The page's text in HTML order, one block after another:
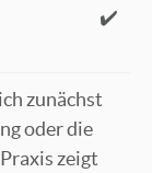
✔️
zunächst
oder die
zeigt